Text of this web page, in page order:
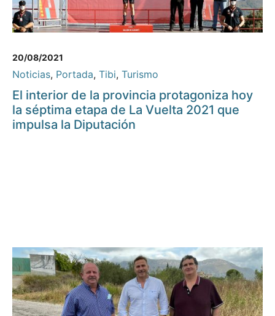
20/08/2021
Noticias, Portada, Tibi, Turismo
El interior de la provincia protagoniza hoy
la séptima etapa de La Vuelta 2021 que
impulsa la Diputación